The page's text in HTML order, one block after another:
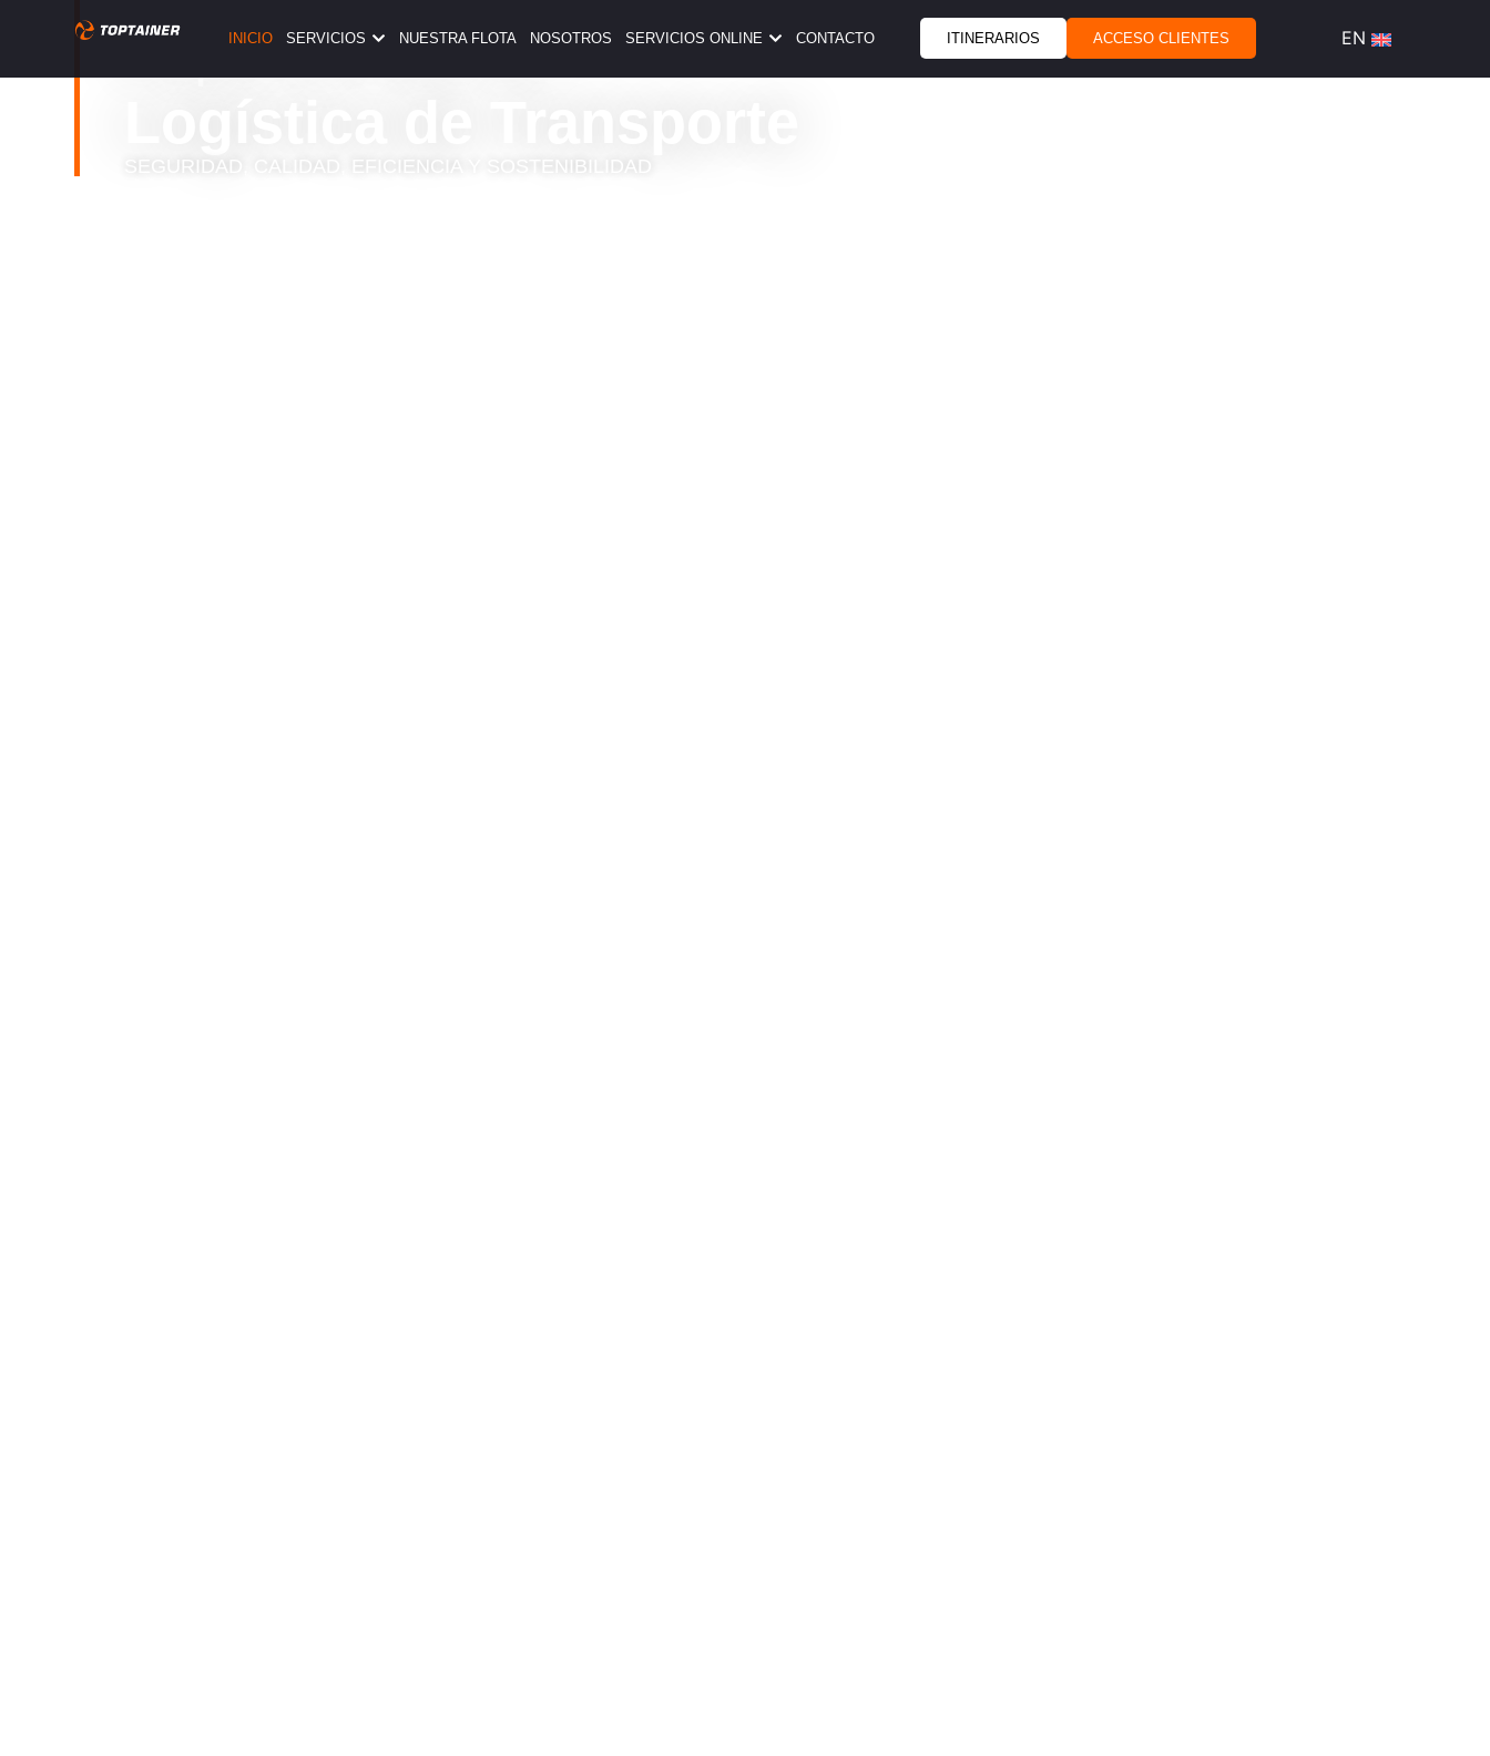
INICIO SERVICIOS NUESTRA FLOTA NOSOTROS SERVICIOS ONLINE CONTACTO ITINERARIOS ACCESO CLIENTES
Especialistas en
SEGURIDAD, CALIDAD, EFICIENCIA Y SOSTENIBILIDAD